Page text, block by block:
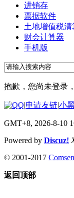
进销存
票据软件
土地增值税清
财会计算器
手机版
抱歉，您尚未登录
|申请友链|小
GMT+8, 2026-8-10
Powered by Discuz!
© 2001-2017
返回顶部